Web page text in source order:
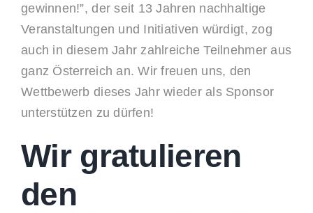
gewinnen!”, der seit 13 Jahren nachhaltige
Veranstaltungen und Initiativen würdigt, zog
auch in diesem Jahr zahlreiche Teilnehmer aus
ganz Österreich an. Wir freuen uns, den
Wettbewerb dieses Jahr wieder als Sponsor
unterstützen zu dürfen!
Wir gratulieren
den